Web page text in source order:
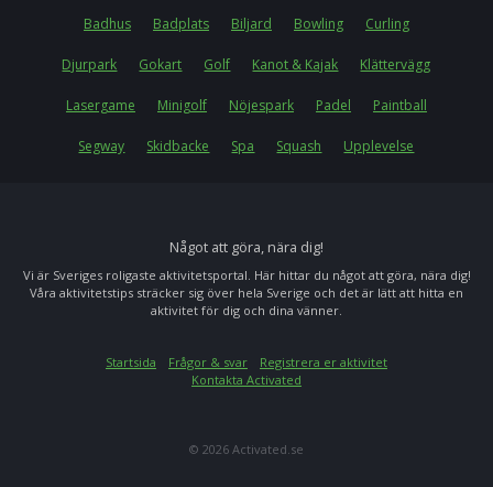
Badhus Badplats Biljard Bowling Curling
Djurpark Gokart Golf Kanot & Kajak Klättervägg
Lasergame Minigolf Nöjespark Padel Paintball
Segway Skidbacke Spa Squash Upplevelse
Något att göra, nära dig!
Vi är Sveriges roligaste aktivitetsportal. Här hittar du något att göra, nära dig!
Våra aktivitetstips sträcker sig över hela Sverige och det är lätt att hitta en
aktivitet för dig och dina vänner.
Startsida Frågor & svar
Registrera er aktivitet
Kontakta Activated
© 2026 Activated.se